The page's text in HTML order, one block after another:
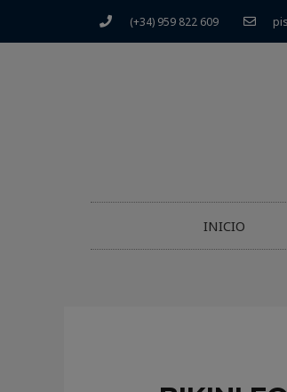
(+34) 959 822 609
INICIO